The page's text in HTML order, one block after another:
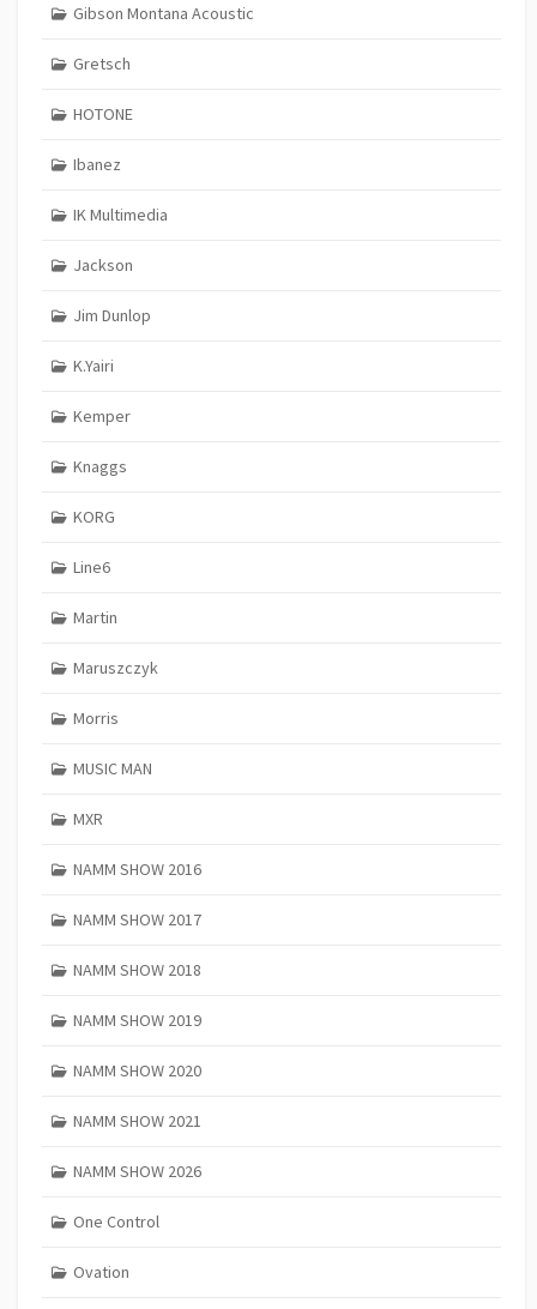
Gibson Montana Acoustic
Gretsch
HOTONE
Ibanez
IK Multimedia
Jackson
Jim Dunlop
K.Yairi
Kemper
Knaggs
KORG
Line6
Martin
Maruszczyk
Morris
MUSIC MAN
MXR
NAMM SHOW 2016
NAMM SHOW 2017
NAMM SHOW 2018
NAMM SHOW 2019
NAMM SHOW 2020
NAMM SHOW 2021
NAMM SHOW 2026
One Control
Ovation